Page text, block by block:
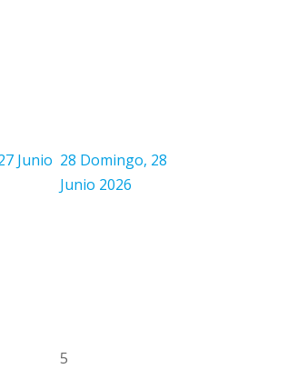
Junio 28 Domingo, 28
Junio 2026
5